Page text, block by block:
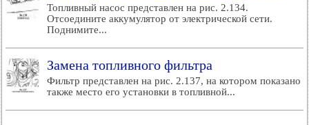
Топливный насос представлен на рис. 2.134.
Отсоедините аккумулятор от электрической сети.
Поднимите...
Замена топливного фильтра
Фильтр представлен на рис. 2.137, на котором показано
также место его установки в топливной...